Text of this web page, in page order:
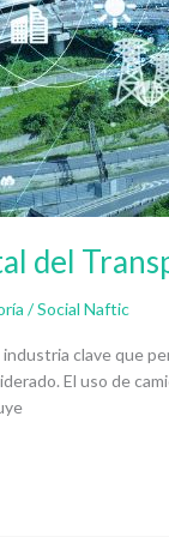
del
/Social Naftic
clave que
El uso de